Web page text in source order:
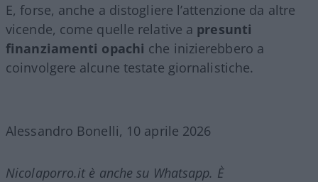
E, forse, anche a distogliere l’attenzione da altre
vicende, come quelle relative a presunti
finanziamenti opachi che inizierebbero a
coinvolgere alcune testate giornalistiche.
Alessandro Bonelli, 10 aprile 2026
Nicolaporro.it è anche su Whatsapp. È